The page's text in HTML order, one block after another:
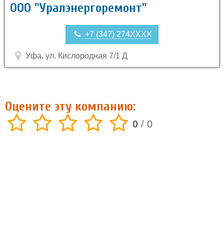
ООО "Уралэнергоремонт"
+7 (347) 274XXXX
Уфа, ул. Кислородная 7/1 Д
Оцените эту компанию:
0 / 0